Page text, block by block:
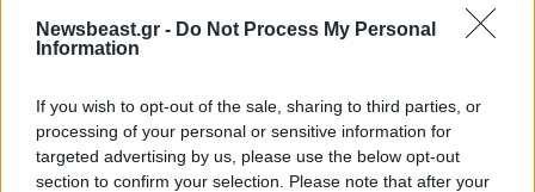
Newsbeast.gr - Do Not Process My Personal
Information
If you wish to opt-out of the sale, sharing to third parties, or
processing of your personal or sensitive information for
targeted advertising by us, please use the below opt-out
section to confirm your selection. Please note that after your